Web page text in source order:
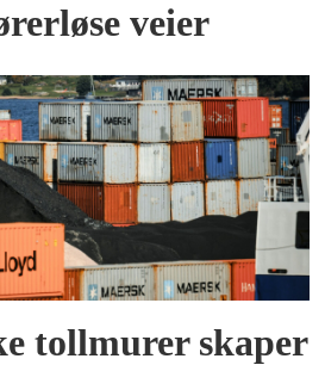
veier
tollmurer skaper